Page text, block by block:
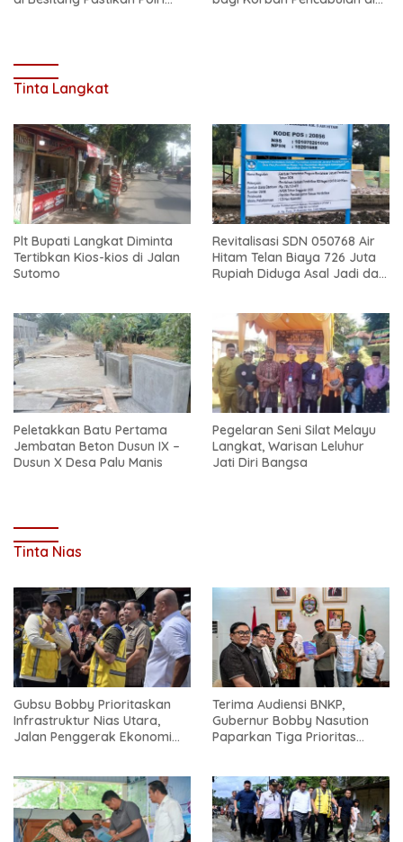
Tinta Langkat
Plt Bupati Langkat Diminta
Tertibkan Kios-kios di Jalan
Sutomo
Revitalisasi SDN 050768 Air
Hitam Telan Biaya 726 Juta
Rupiah Diduga Asal Jadi dan
Peletakkan Batu Pertama
Jembatan Beton Dusun IX –
Dusun X Desa Palu Manis
Pegelaran Seni Silat Melayu
Langkat, Warisan Leluhur
Jati Diri Bangsa
Tinta Nias
Gubsu Bobby Prioritaskan
Infrastruktur Nias Utara,
Jalan Penggerak Ekonomi
Terima Audiensi BNKP,
Gubernur Bobby Nasution
Paparkan Tiga Prioritas